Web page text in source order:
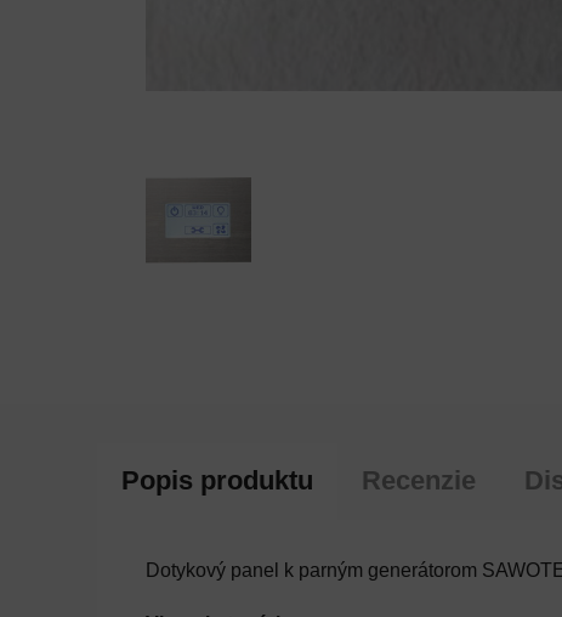
Popis produktu Recenzie
Dotykový panel k parným generátorom